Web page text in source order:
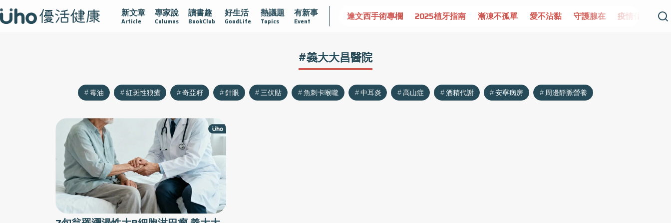
新文章
Article
專家說
Columns
讀書趣
BookClub
好生活
GoodLife
熱議題
Topics
有新事
Event
黏 守護腺在 疫情保衛戰 再生醫學 愛的未來視 認識攝護腺肥大 守護骨骼健康 達文西手術專欄 2025植牙指南 漸凍不孤單 愛不沾黏 守護腺在 疫情保衛戰
#義大大昌醫院
毒油 紅斑性狼瘡 奇亞籽 針眼 三伏貼 魚刺卡喉嚨 中耳炎 高山症 酒精代謝 安寧病房 周邊靜脈營養